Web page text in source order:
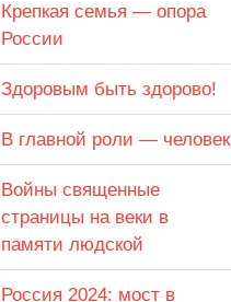
Крепкая семья — опора
России
Здоровым быть здорово!
В главной роли — человек
Войны священные
страницы на веки в
памяти людской
Россия 2024: мост в